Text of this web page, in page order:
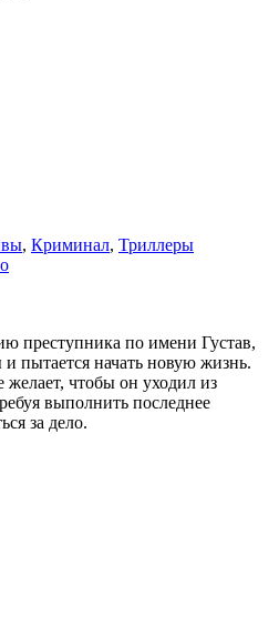
, Криминал, Триллеры
преступника по имени Густав,
пытается начать новую жизнь.
чтобы он уходил из
выполнить последнее
за дело.